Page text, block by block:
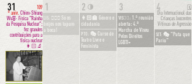
31
109
º aniv.Chien-Shiung
Wu🎖- Física "Rainha
da Pesquisa Nuclear";
fez grandes
contribuições para a
física nuclear
👩🏻‍🔬
🇨🇳🇺🇸
1
LIS:
✊🏾💋 Só os
beijos nos tapam
a boca!
2 🌗
👩🏻‍🏫 Género e
cidadania
PTO:
🎭 Curso de
Teatro Livre e
Feminista
3
VIS🏳️‍🌈:1.ª reunião
aberta: 4.ª
Marcha de Viseu
Pelos Direitos
LGBTI+
4
🗓
Dia Internacional das
Crianças Inocentes
Vítimas de Agressão
SET:🎭 "Puta que
Pariu"